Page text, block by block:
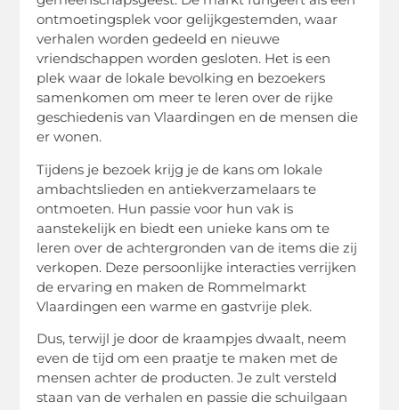
ontmoetingsplek voor gelijkgestemden, waar
verhalen worden gedeeld en nieuwe
vriendschappen worden gesloten. Het is een
plek waar de lokale bevolking en bezoekers
samenkomen om meer te leren over de rijke
geschiedenis van Vlaardingen en de mensen die
er wonen.
Tijdens je bezoek krijg je de kans om lokale
ambachtslieden en antiekverzamelaars te
ontmoeten. Hun passie voor hun vak is
aanstekelijk en biedt een unieke kans om te
leren over de achtergronden van de items die zij
verkopen. Deze persoonlijke interacties verrijken
de ervaring en maken de Rommelmarkt
Vlaardingen een warme en gastvrije plek.
Dus, terwijl je door de kraampjes dwaalt, neem
even de tijd om een praatje te maken met de
mensen achter de producten. Je zult versteld
staan van de verhalen en passie die schuilgaan